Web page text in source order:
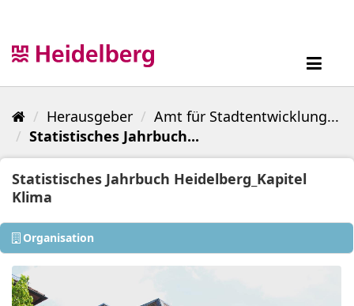
Herausgeber
Amt für Stadtentwicklung...
Statistisches Jahrbuch...
Statistisches Jahrbuch Heidelberg_Kapitel
Klima
Organisation